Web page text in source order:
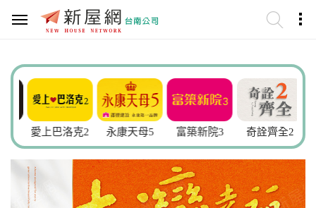
愛上巴洛克2 永康天母5 富築新院3 奇詮齊全2